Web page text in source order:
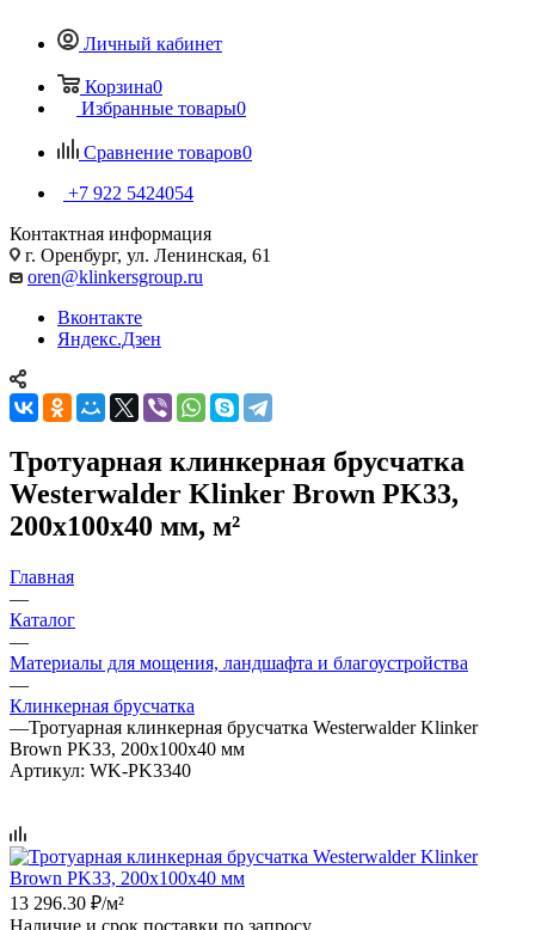
Личный кабинет
Корзина0
Избранные товары0
Сравнение товаров0
+7 922 5424054
Контактная информация
г. Оренбург, ул. Ленинская, 61
oren@klinkersgroup.ru
Вконтакте
Яндекс.Дзен
Тротуарная клинкерная брусчатка
Westerwalder Klinker Brown PK33,
200х100х40 мм, м²
Главная
—
Каталог
—
Материалы для мощения, ландшафта и благоустройства
—
Клинкерная брусчатка
—Тротуарная клинкерная брусчатка Westerwalder Klinker
Brown PK33, 200х100х40 мм
Артикул: WK-PK3340
13 296.30 ₽/м²
Наличие и срок поставки по запросу